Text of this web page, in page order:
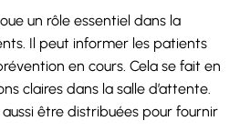
un rôle essentiel dans la
Il peut informer les patients
en cours. Cela se fait en
claires dans la salle d’attente.
être distribuées pour fournir